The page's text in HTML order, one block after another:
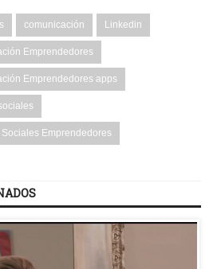
comunicación Linkedin
Emprendedores
Emprendedores apps
Emprendedores